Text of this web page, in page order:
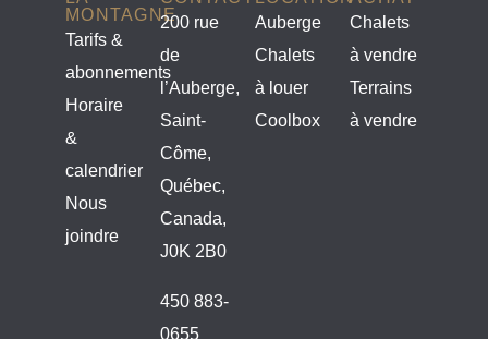
MONTAGNE
Tarifs &
abonnements
Horaire
&
calendrier
Nous
joindre
200 rue
de
l’Auberge,
Saint-
Côme,
Québec,
Canada,
J0K 2B0
450 883-
0655
Auberge
Chalets
à louer
Coolbox
Chalets
à vendre
Terrains
à vendre